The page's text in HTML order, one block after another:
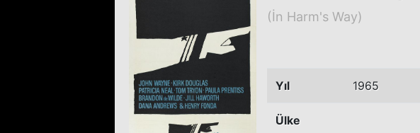
(İn Harm's Way)
Yıl 1965
Ülke